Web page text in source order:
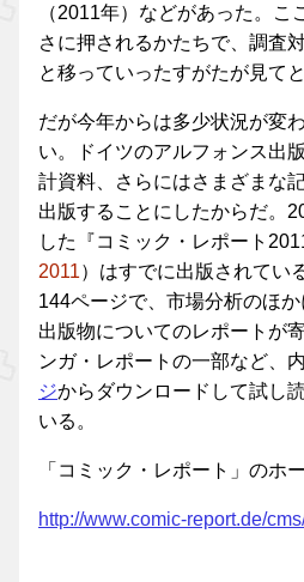
（2011年）などがあった。こ
さに押されるかたちで、調査
と移っていったすがたが見てと
だが今年からは多少状況が変
い。ドイツのアルフォンス出
計資料、さらにはさまざまな
出版することにしたからだ。
した『コミック・レポート
2011）はすでに出版されてい
144ページで、市場分析のほか
出版物についてのレポートが
ンガ・レポートの一部など、
ジからダウンロードして試し
いる。
「コミック・レポート」のホ
http://www.comic-report.de/